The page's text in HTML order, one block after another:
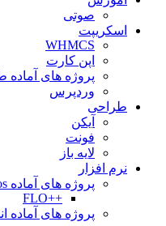
صوتی
اسکریپت
WHMCS
اپن کارت
پروژه های
وردپرس
طراحی
آیکن
فونت
لایه باز
نرم افزار
پروژه های آماده ios
++FLO
پروژه های آماده